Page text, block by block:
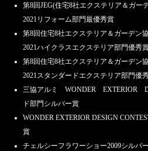
第8回JEG(住宅8社エクステリア＆ガー
2021リフォーム部門最優秀賞
第8回住宅8社エクステリア＆ガーデン
2021ハイクラスエクステリア部門優秀
第8回住宅8社エクステリア＆ガーデン
2021スタンダードエクステリア部門優
三協アルミ WONDER EXTERIOR
ド部門シルバー賞
WONDER EXTERIOR DESIGN
賞
チェルシーフラワーショー2009シルバ